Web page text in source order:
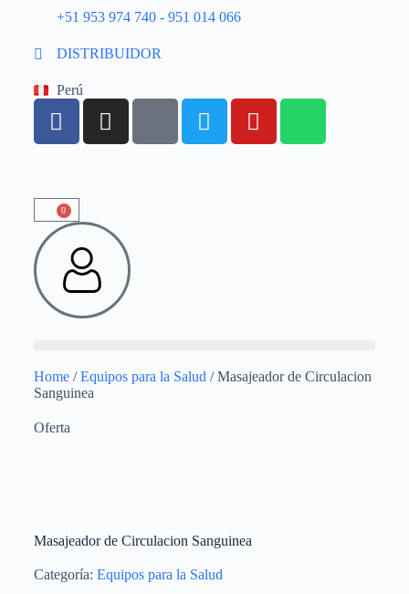
+51 953 974 740 - 951 014 066
DISTRIBUIDOR
Perú
0
Home/Equipos para la Salud / Masajeador de Circulacion
Sanguinea
Oferta
Masajeador de Circulacion Sanguinea
Categoría: Equipos para la Salud